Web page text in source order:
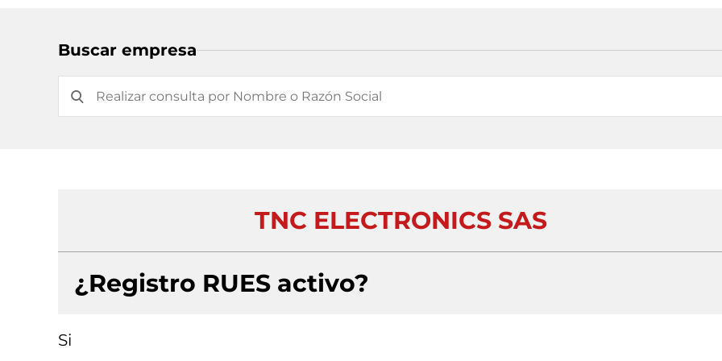
Buscar empresa
TNC ELECTRONICS SAS
¿Registro RUES activo?
Si